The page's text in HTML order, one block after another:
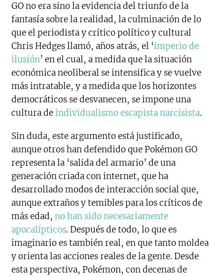
GO no era sino la evidencia del triunfo de la
fantasía sobre la realidad, la culminación de lo
que el periodista y crítico político y cultural
Chris Hedges llamó, años atrás, el ‘imperio de
ilusión’ en el cual, a medida que la situación
económica neoliberal se intensifica y se vuelve
más intratable, y a medida que los horizontes
democráticos se desvanecen, se impone una
cultura deindividualismo escapista narcisista.
Sin duda, este argumento está justificado,
aunque otros han defendido que Pokémon GO
representa la ‘salida del armario’ de una
generación criada con internet, que ha
desarrollado modos de interacción social que,
aunque extraños y temibles para los críticos de
más edad,no han sido necesariamente
apocalípticos. Después de todo, lo que es
imaginario es también real, en que tanto moldea
y orienta las acciones reales de la gente. Desde
esta perspectiva, Pokémon, con decenas de